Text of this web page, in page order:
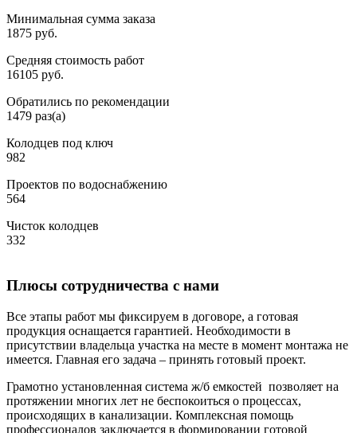
Минимальная сумма заказа
1875 руб.
Средняя стоимость работ
16105 руб.
Обратились по рекомендации
1479 раз(а)
Колодцев под ключ
982
Проектов по водоснабжению
564
Чисток колодцев
332
Плюсы сотрудничества с нами
Все этапы работ мы фиксируем в договоре, а готовая
продукция оснащается гарантией. Необходимости в
присутствии владельца участка на месте в момент монтажа не
имеется. Главная его задача – принять готовый проект.
Грамотно установленная система ж/б емкостей позволяет на
протяжении многих лет не беспокоиться о процессах,
происходящих в канализации. Комплексная помощь
профессионалов заключается в формировании готовой